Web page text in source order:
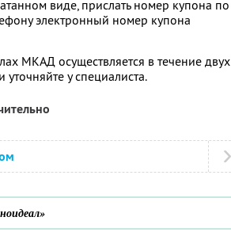
виде, прислать номер купона по
электронный номер купона
МКАД осуществляется в течение двух
у специалиста.